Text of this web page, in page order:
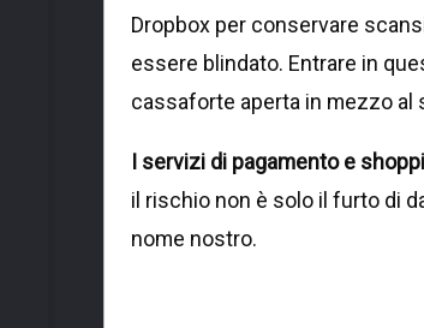
Dropbox per conservare
essere blindato. Entrare in
cassaforte aperta in mezzo al
I servizi di pagamento e
il rischio non è solo il furto di
nome nostro.